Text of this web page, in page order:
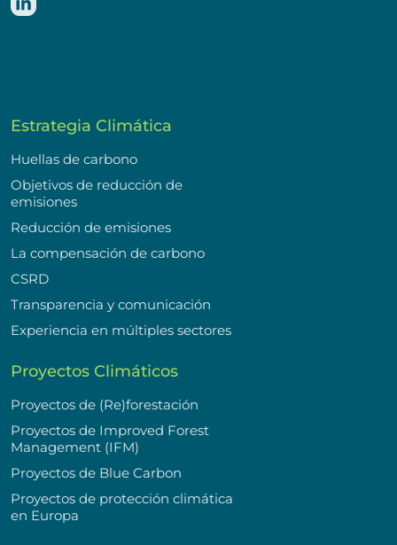
Estrategia Climática
Huellas de carbono
Objetivos de reducción de
emisiones
Reducción de emisiones
La compensación de carbono
CSRD
Transparencia y comunicación
Experiencia en múltiples sectores
Proyectos Climáticos
Proyectos de (Re)forestación
Proyectos de Improved Forest
Management (IFM)
Proyectos de Blue Carbon
Proyectos de protección climática
en Europa